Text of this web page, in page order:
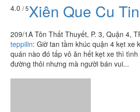
4.0 / 5Xiên Que Cu Tin
209/1A Tôn Thất Thuyết, P. 3, Quận 4,
teppilin: Giờ tan tầm khúc quận 4 kẹt xe
quán nào đó tấp vô ăn hết kẹt xe thì
đường thôi nhưng mà người bán vui...